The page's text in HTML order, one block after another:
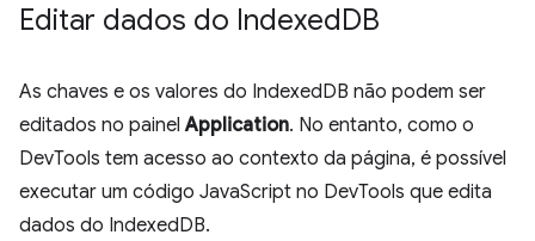
Editar dados do IndexedDB
As chaves e os valores do IndexedDB não podem ser
editados no painelApplication. No entanto, como o
DevTools tem acesso ao contexto da página, é possível
executar um código JavaScript no DevTools que edita
dados do IndexedDB.